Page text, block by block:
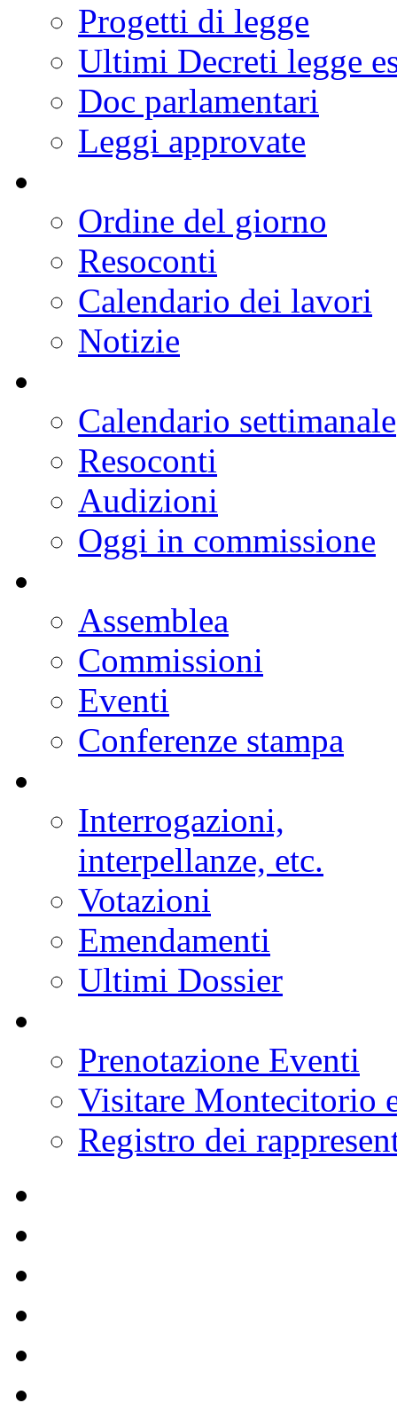
Progetti di legge
Ultimi Decreti legge
Doc parlamentari
Leggi approvate
Ordine del giorno
Resoconti
Calendario dei lavori
Notizie
Calendario settimanale
Resoconti
Audizioni
Oggi in commissione
Assemblea
Commissioni
Eventi
Conferenze stampa
Interrogazioni,
interpellanze, etc.
Votazioni
Emendamenti
Ultimi Dossier
Prenotazione Eventi
Visitare Montecitorio
Registro dei